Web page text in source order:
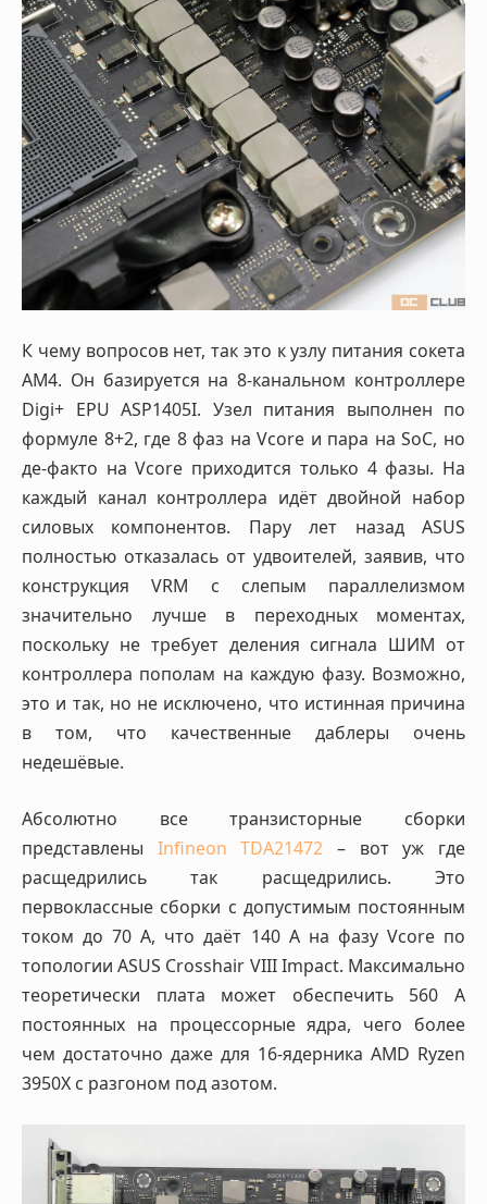
К чему вопросов нет, так это к узлу питания сокета
AM4. Он базируется на 8-канальном контроллере
Digi+ EPU ASP1405I. Узел питания выполнен по
формуле 8+2, где 8 фаз на Vcore и пара на SoC, но
де-факто на Vcore приходится только 4 фазы. На
каждый канал контроллера идёт двойной набор
силовых компонентов. Пару лет назад ASUS
полностью отказалась от удвоителей, заявив, что
конструкция VRM с слепым параллелизмом
значительно лучше в переходных моментах,
поскольку не требует деления сигнала ШИМ от
контроллера пополам на каждую фазу. Возможно,
это и так, но не исключено, что истинная причина
в том, что качественные даблеры очень
недешёвые.
Абсолютно все транзисторные сборки
представлены Infineon TDA21472 – вот уж где
расщедрились так расщедрились. Это
первоклассные сборки с допустимым постоянным
током до 70 А, что даёт 140 А на фазу Vcore по
топологии ASUS Crosshair VIII Impact. Максимально
теоретически плата может обеспечить 560 А
постоянных на процессорные ядра, чего более
чем достаточно даже для 16-ядерника AMD Ryzen
3950X с разгоном под азотом.